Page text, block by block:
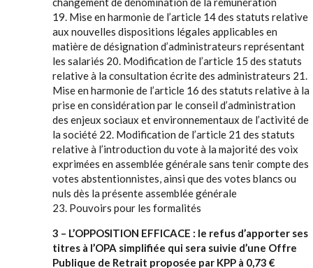
19. Mise en harmonie de l’article 14 des statuts relative
aux nouvelles dispositions légales applicables en
matière de désignation d’administrateurs représentant
les salariés 20. Modification de l’article 15 des statuts
relative à la consultation écrite des administrateurs 21.
Mise en harmonie de l’article 16 des statuts relative à la
prise en considération par le conseil d’administration
des enjeux sociaux et environnementaux de l’activité de
la société 22. Modification de l’article 21 des statuts
relative à l’introduction du vote à la majorité des voix
exprimées en assemblée générale sans tenir compte des
votes abstentionnistes, ainsi que des votes blancs ou
nuls dès la présente assemblée générale
23. Pouvoirs pour les formalités
3 – L’OPPOSITION EFFICACE : le refus d’apporter ses
titres à l’OPA simplifiée qui sera suivie d’une Offre
Publique de Retrait proposée par KPP à 0,73 €